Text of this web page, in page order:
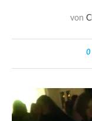
von
0